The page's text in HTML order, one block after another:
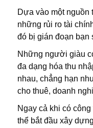
Dựa vào một nguồn
những rủi ro tài
đó bị gián đoạn bạn
Những người giàu
đa dạng hóa thu
nhau, chẳng hạn
cho thuê, doanh
Ngay cả khi có
thể bắt đầu xây